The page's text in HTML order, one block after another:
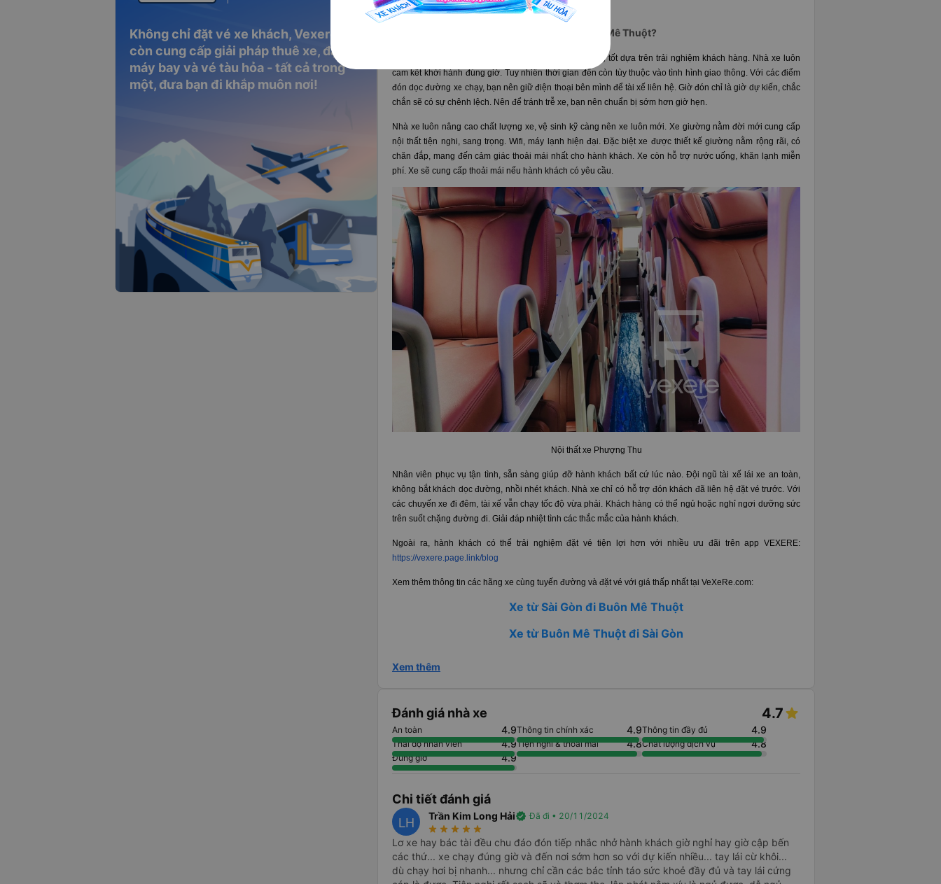
Không chỉ đặt vé xe khách, Vexere
còn cung cấp giải pháp thuê xe, đặt vé
máy bay và vé tàu hỏa - tất cả trong
một, đưa bạn đi khắp muôn nơi!
hơn khi tài xế liên hệ đón.
III. Tại sao nên đặt vé xe Phượng Thu đi Buôn Mê Thuột?
là có chất lượng tốt dựa trên trải nghiệm khách hàng. Nhà xe luôn
cam kết khởi hành đúng giờ. Tuy nhiên thời gian đến còn tùy thuộc vào tình hình giao thông. Với các điểm
đón dọc đường xe chạy, bạn nên giữ điện thoại bên mình để tài xế liên hệ. Giờ đón chỉ là giờ dự kiến, chắc
chắn sẽ có sự chênh lệch. Nên để tránh trễ xe, bạn nên chuẩn bị sớm hơn giờ hẹn.
Nhà xe luôn nâng cao chất lượng xe, vệ sinh kỹ càng nên xe luôn mới. Xe giường nằm đời mới cung cấp
nội thất tiện nghi, sang trọng. Wifi, máy lạnh hiện đại. Đặc biệt xe được thiết kế giường nằm rộng rãi, có
chăn đắp, mang đến cảm giác thoải mái nhất cho hành khách. Xe còn hỗ trợ nước uống, khăn lạnh miễn
phí. Xe sẽ cung cấp thoải mái nếu hành khách có yêu cầu.
Nội thất xe Phượng Thu
Nhân viên phục vụ tận tình, sẵn sàng giúp đỡ hành khách bất cứ lúc nào. Đội ngũ tài xế lái xe an toàn,
không bắt khách dọc đường, nhồi nhét khách. Nhà xe chỉ có hỗ trợ đón khách đã liên hệ đặt vé trước. Với
các chuyến xe đi đêm, tài xế vẫn chạy tốc độ vừa phải. Khách hàng có thể ngủ hoặc nghỉ ngơi dưỡng sức
trên suốt chặng đường đi. Giải đáp nhiệt tình các thắc mắc của hành khách.
Ngoài ra, hành khách có thể trải nghiệm đặt vé tiện lợi hơn với nhiều ưu đãi trên app VEXERE:
https://vexere.page.link/blog
Xem thêm thông tin các hãng xe cùng tuyến đường và đặt vé với giá thấp nhất tại VeXeRe.com:
Xe từ Sài Gòn đi Buôn Mê Thuột
Xe từ Buôn Mê Thuột đi Sài Gòn
Xem thêm
Đánh giá nhà xe 4.7
An toàn 4.9Thông tin chính xác 4.9Thông tin đầy đủ 4.9
Thái độ nhân viên 4.9Tiện nghi & thoải mái 4.8Chất lượng dịch vụ 4.8
Đúng giờ 4.9
Chi tiết đánh giá
LH Trần Kim Long Hảiverified Đã đi • 20/11/2024
star_rate star_rate star_rate star_rate star_rate
Lơ xe hay bác tài đều chu đáo đón tiếp nhắc nhở hành khách giờ nghỉ hay giờ cập bến
các thứ... xe chạy đúng giờ và đến nơi sớm hơn so với dự kiến nhiều... tay lái cừ khôi...
dù chạy hơi bị nhanh... nhưng chỉ cần các bác tỉnh táo sức khoẻ đầy đủ và tay lái cứng